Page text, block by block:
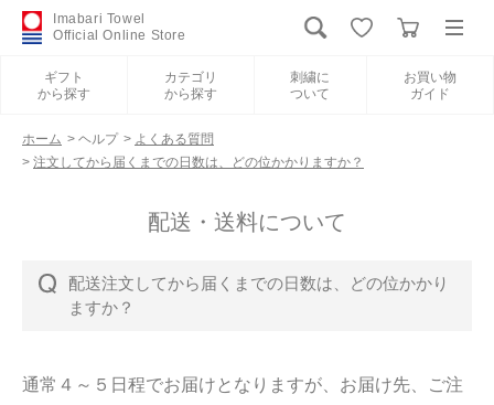
Imabari Towel
Official Online Store
ギフト
から探す
カテゴリ
から探す
刺繍に
ついて
お買い物
ガイド
新規会員登録
刺繍について
お買い物ガイド
ホーム > ヘルプ > よくある質問
> 注文してから届くまでの日数は、どの位かかりますか？
配送・送料について
配送注文してから届くまでの日数は、どの位かかり
ますか？
通常４～５日程でお届けとなりますが、お届け先、ご注